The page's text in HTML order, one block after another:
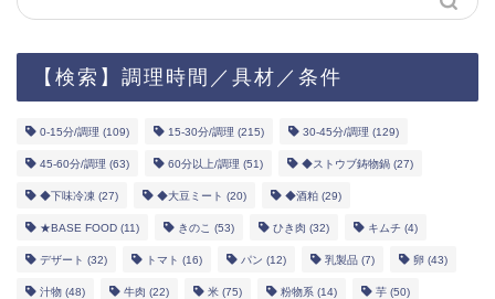
【検索】調理時間／具材／条件
0-15分/調理 (109) 15-30分/調理 (215) 30-45分/調理 (129)
45-60分/調理 (63) 60分以上/調理 (51) ◆ストウブ鋳物鍋 (27)
◆下味冷凍 (27) ◆大豆ミート (20) ◆酒粕 (29)
★BASE FOOD (11) きのこ (53) ひき肉 (32) キムチ (4)
デザート (32) トマト (16) パン (12) 乳製品 (7) 卵 (43)
汁物 (48) 牛肉 (22) 米 (75) 粉物系 (14) 芋 (50)